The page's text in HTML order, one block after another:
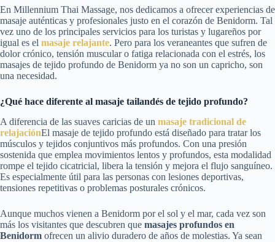
En Millennium Thai Massage, nos dedicamos a ofrecer experiencias de
masaje auténticas y profesionales justo en el corazón de Benidorm. Tal
vez uno de los principales servicios para los turistas y lugareños por
igual es el masaje relajante. Pero para los veraneantes que sufren de
dolor crónico, tensión muscular o fatiga relacionada con el estrés, los
masajes de tejido profundo de Benidorm ya no son un capricho, son
una necesidad.
¿Qué hace diferente al masaje tailandés de tejido profundo?
A diferencia de las suaves caricias de un masaje tradicional de
relajaciónEl masaje de tejido profundo está diseñado para tratar los
músculos y tejidos conjuntivos más profundos. Con una presión
sostenida que emplea movimientos lentos y profundos, esta modalidad
rompe el tejido cicatricial, libera la tensión y mejora el flujo sanguíneo.
Es especialmente útil para las personas con lesiones deportivas,
tensiones repetitivas o problemas posturales crónicos.
Aunque muchos vienen a Benidorm por el sol y el mar, cada vez son
más los visitantes que descubren que masajes profundos en
Benidorm ofrecen un alivio duradero de años de molestias. Ya sean